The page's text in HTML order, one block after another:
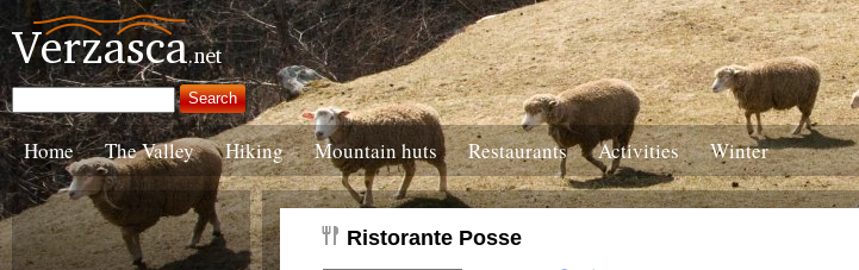
Home The Valley Hiking Mountain huts Restaurants Activities Winter
Ristorante Posse